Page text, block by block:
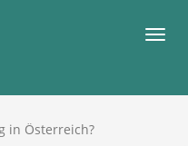
in Österreich?